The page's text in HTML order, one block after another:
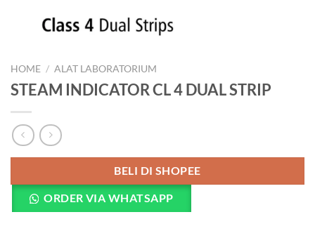
HOME / ALAT LABORATORIUM
STEAM INDICATOR CL 4 DUAL STRIP
BELI DI SHOPEE
ORDER VIA WHATSAPP